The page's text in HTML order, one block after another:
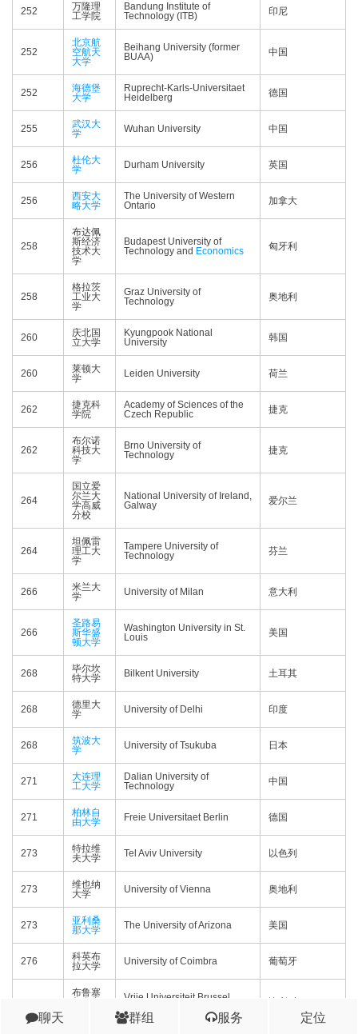
252
万隆理
工学院
Bandung Institute of
Technology (ITB)
印尼
252
北京航
空航天
大学
Beihang University (former
BUAA)
中国
252
海德堡
大学
Ruprecht-Karls-Universitaet
Heidelberg
德国
255
武汉大
学
Wuhan University 中国
256
杜伦大
学
Durham University 英国
256
西安大
略大学
The University of Western
Ontario
加拿大
258
布达佩
斯经济
技术大
学
Budapest University of
Technology and Economics 匈牙利
258
格拉茨
工业大
学
Graz University of
Technology
奥地利
260
庆北国
立大学
Kyungpook National
University
韩国
260
莱顿大
学
Leiden University 荷兰
262
捷克科
学院
Academy of Sciences of the
Czech Republic
捷克
262
布尔诺
科技大
学
Brno University of
Technology
捷克
264
国立爱
尔兰大
学高威
分校
National University of Ireland,
Galway
爱尔兰
264
坦佩雷
理工大
学
Tampere University of
Technology
芬兰
266
米兰大
学
University of Milan 意大利
266
圣路易
斯华盛
顿大学
Washington University in St.
Louis
美国
268
毕尔坎
特大学
Bilkent University 土耳其
268
德里大
学
University of Delhi 印度
268
筑波大
学
University of Tsukuba 日本
271
大连理
工大学
Dalian University of
Technology
中国
271
柏林自
由大学
Freie Universitaet Berlin 德国
273
特拉维
夫大学
Tel Aviv University 以色列
273
维也纳
大学
University of Vienna 奥地利
273
亚利桑
那大学
The University of Arizona 美国
276
科英布
拉大学
University of Coimbra 葡萄牙
布鲁塞
Vrije Universiteit Brussel
聊天 群组 服务 定位